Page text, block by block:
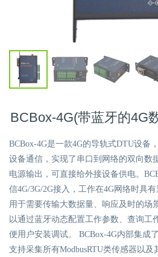
BCBox-4G(带蓝牙的4G
BCBox-4G是一款4G的导轨式DTU设备
设备通信，实现了串口到网络的双向数
电源输出，可直接给外接设备供电。
信4G/3G/2G接入，工作在4G网络时具
用于需要传输大数据量、响应及时的场
以通过蓝牙动态配置工作参数、查询工
便用户安装调试。 BCBox-4G内部集成
支持采集所有ModbusRTU类传感器以